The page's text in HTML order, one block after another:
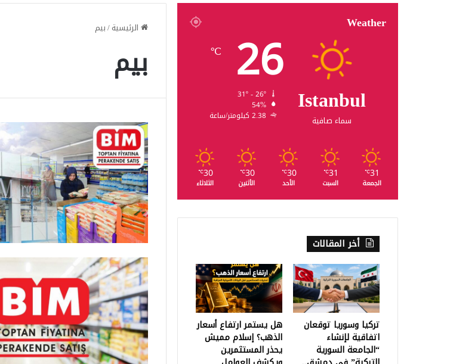
الرئيسية/بيم
بيم
Weather
Istanbul
سماء صافية
26
℃
54%
2.38 كيلومتر/ساعة
31
℃
الجمعة
31
℃
السبت
30
℃
الأحد
30
℃
الأثنين
30
℃
الثلاثاء
أخر المقالات
تركيا وسوريا توقعان
اتفاقية لإنشاء
“الجامعة السورية
هل يستمر ارتفاع أسعار
الذهب؟ إسلام مميش
يحذر المستثمرين